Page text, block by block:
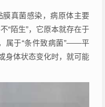
真菌感染，病原体主要
“陌生”，它原本就存在于
属于“条件致病菌”——平
身体状态变化时，就可能